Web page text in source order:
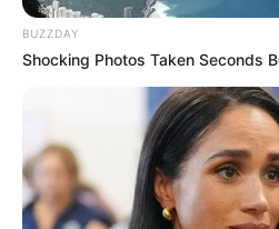
BUZZDAY
Shocking Photos Taken Seconds